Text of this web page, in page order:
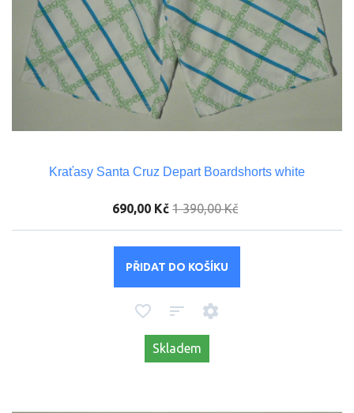
Kraťasy Santa Cruz Depart Boardshorts white
690,00 Kč 1 390,00 Kč
PŘIDAT DO KOŠÍKU
Skladem